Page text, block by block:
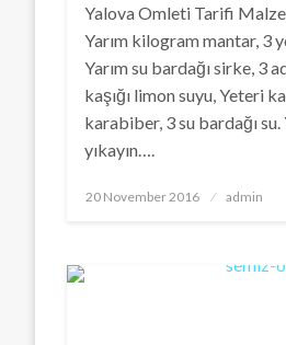
Yalova Omleti Tarifi
Yarım kilogram mantar, 3
Yarım su bardağı sirke, 3
kaşığı limon suyu, Yeteri
karabiber, 3 su bardağı su.
yıkayın….
Posted
20 November 2016 admin